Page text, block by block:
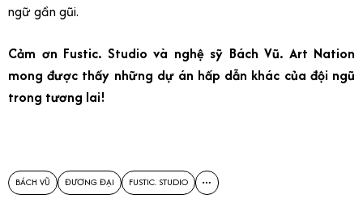
ngữ gần gũi.
Cảm ơn Fustic. Studio và nghệ sỹ Bách Vũ. Art Nation
mong được thấy những dự án hấp dẫn khác của đội ngũ
trong tương lai!
BÁCH VŨ ĐƯƠNG ĐẠI FUSTIC. STUDIO